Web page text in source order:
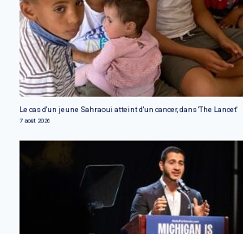
Le cas d'un jeune Sahraoui atteint d'un cancer, dans 'The Lancet'
7 août 2026